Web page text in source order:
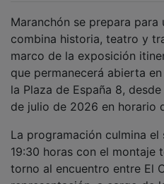
combina historia, teatro y
marco de la exposición
que permanecerá abierta en
la Plaza de España 8,
de julio de 2026 en horario
19:30 horas con el montaje
torno al encuentro entre El
representación, a cargo de